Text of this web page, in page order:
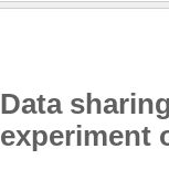
Data
experiment